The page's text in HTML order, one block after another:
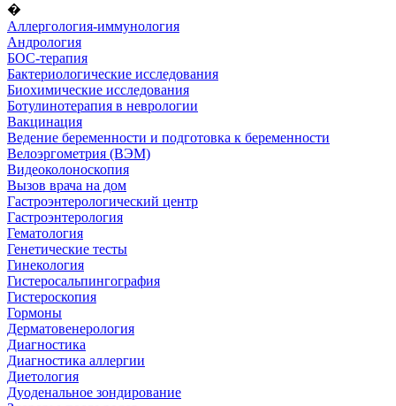
�
Аллергология-иммунология
Андрология
БОС-терапия
Бактериологические исследования
Биохимические исследования
Ботулинотерапия в неврологии
Вакцинация
Ведение беременности и подготовка к беременности
Велоэргометрия (ВЭМ)
Видеоколоноскопия
Вызов врача на дом
Гастроэнтерологический центр
Гастроэнтерология
Гематология
Генетические тесты
Гинекология
Гистеросальпингография
Гистероскопия
Гормоны
Дерматовенерология
Диагностика
Диагностика аллергии
Диетология
Дуоденальное зондирование